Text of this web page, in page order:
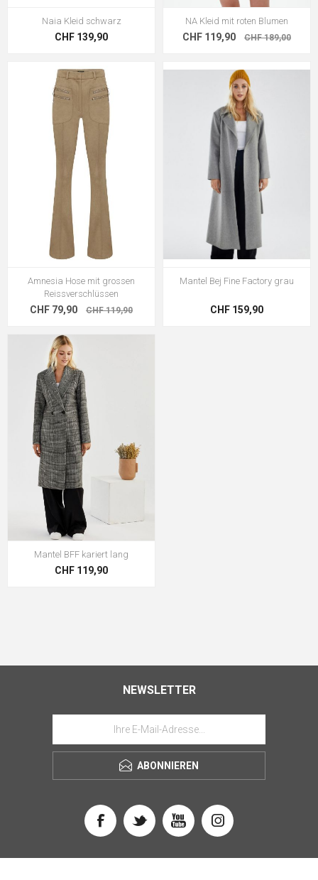
Naia Kleid schwarz
CHF 139,90
NA Kleid mit roten Blumen
CHF 119,90 CHF 189,00
Amnesia Hose mit grossen
Reissverschlüssen
CHF 79,90 CHF 119,90
Mantel Bej Fine Factory grau
CHF 159,90
Mantel BFF kariert lang
CHF 119,90
NEWSLETTER
ABONNIEREN